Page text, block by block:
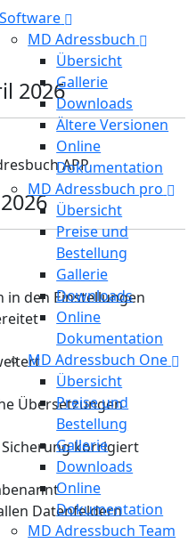
Software
MD Adressbuch
Übersicht
Gallerie
Downloads
Ältere Versionen
Online
Dokumentation
MD Adressbuch pro
Übersicht
Preise und
Bestellung
Gallerie
Downloads
Online
Dokumentation
MD Adressbuch One
Übersicht
Preise und
Bestellung
Gallerie
Downloads
Online
Dokumentation
MD Adressbuch Team
2026
APP
in den Einstellungen
Übersetzungen
korrigiert
Datenfeldern